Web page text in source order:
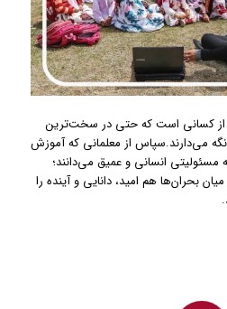
از کسانی است که حتی در سخت‌ترین
می‌دارند.سپاس از معلمانی که آموزش
مسئولیتی انسانی و عمیق می‌دانند؛
بحران‌ها هم امید، دانایی و آینده را